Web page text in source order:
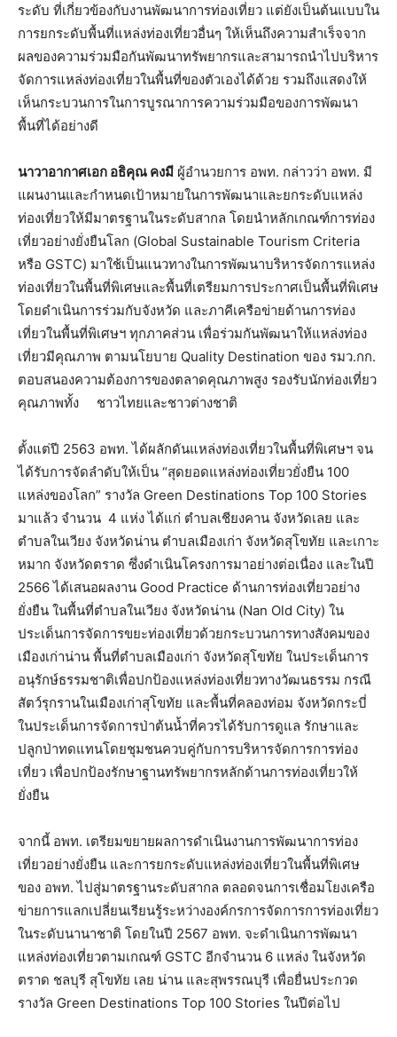
ระดับ ที่เกี่ยวข้องกับงานพัฒนาการท่องเที่ยว แต่ยังเป็นต้นแบบใน
การยกระดับพื้นที่แหล่งท่องเที่ยวอื่นๆ ให้เห็นถึงความสำเร็จจาก
ผลของความร่วมมือกันพัฒนาทรัพยากรและสามารถนำไปบริหาร
จัดการแหล่งท่องเที่ยวในพื้นที่ของตัวเองได้ด้วย รวมถึงแสดงให้
เห็นกระบวนการในการบูรณาการความร่วมมือของการพัฒนา
พื้นที่ได้อย่างดี
นาวาอากาศเอก อธิคุณ คงมี ผู้อำนวยการ อพท. กล่าวว่า อพท. มี
แผนงานและกำหนดเป้าหมายในการพัฒนาและยกระดับแหล่ง
ท่องเที่ยวให้มีมาตรฐานในระดับสากล โดยนำหลักเกณฑ์การท่อง
เที่ยวอย่างยั่งยืนโลก (Global Sustainable Tourism Criteria
หรือ GSTC) มาใช้เป็นแนวทางในการพัฒนาบริหารจัดการแหล่ง
ท่องเที่ยวในพื้นที่พิเศษและพื้นที่เตรียมการประกาศเป็นพื้นที่พิเศษ
โดยดำเนินการร่วมกับจังหวัด และภาคีเครือข่ายด้านการท่อง
เที่ยวในพื้นที่พิเศษฯ ทุกภาคส่วน เพื่อร่วมกันพัฒนาให้แหล่งท่อง
เที่ยวมีคุณภาพ ตามนโยบาย Quality Destination ของ รมว.กก.
ตอบสนองความต้องการของตลาดคุณภาพสูง รองรับนักท่องเที่ยว
คุณภาพทั้ง ชาวไทยและชาวต่างชาติ
ตั้งแต่ปี 2563 อพท. ได้ผลักดันแหล่งท่องเที่ยวในพื้นที่พิเศษฯ จน
ได้รับการจัดลำดับให้เป็น “สุดยอดแหล่งท่องเที่ยวยั่งยืน 100
แหล่งของโลก” รางวัล Green Destinations Top 100 Stories
มาแล้ว จำนวน 4 แห่ง ได้แก่ ตำบลเชียงคาน จังหวัดเลย และ
ตำบลในเวียง จังหวัดน่าน ตำบลเมืองเก่า จังหวัดสุโขทัย และเกาะ
หมาก จังหวัดตราด ซึ่งดำเนินโครงการมาอย่างต่อเนื่อง และในปี
2566 ได้เสนอผลงาน Good Practice ด้านการท่องเที่ยวอย่าง
ยั่งยืน ในพื้นที่ตำบลในเวียง จังหวัดน่าน (Nan Old City) ใน
ประเด็นการจัดการขยะท่องเที่ยวด้วยกระบวนการทางสังคมของ
เมืองเก่าน่าน พื้นที่ตำบลเมืองเก่า จังหวัดสุโขทัย ในประเด็นการ
อนุรักษ์ธรรมชาติเพื่อปกป้องแหล่งท่องเที่ยวทางวัฒนธรรม กรณี
สัตว์รุกรานในเมืองเก่าสุโขทัย และพื้นที่คลองท่อม จังหวัดกระบี่
ในประเด็นการจัดการป่าต้นน้ำที่ควรได้รับการดูแล รักษาและ
ปลูกป่าทดแทนโดยชุมชนควบคู่กับการบริหารจัดการการท่อง
เที่ยว เพื่อปกป้องรักษาฐานทรัพยากรหลักด้านการท่องเที่ยวให้
ยั่งยืน
จากนี้ อพท. เตรียมขยายผลการดำเนินงานการพัฒนาการท่อง
เที่ยวอย่างยั่งยืน และการยกระดับแหล่งท่องเที่ยวในพื้นที่พิเศษ
ของ อพท. ไปสู่มาตรฐานระดับสากล ตลอดจนการเชื่อมโยงเครือ
ข่ายการแลกเปลี่ยนเรียนรู้ระหว่างองค์กรการจัดการการท่องเที่ยว
ในระดับนานาชาติ โดยในปี 2567 อพท. จะดำเนินการพัฒนา
แหล่งท่องเที่ยวตามเกณฑ์ GSTC อีกจำนวน 6 แหล่ง ในจังหวัด
ตราด ชลบุรี สุโขทัย เลย น่าน และสุพรรณบุรี เพื่อยื่นประกวด
รางวัล Green Destinations Top 100 Stories ในปีต่อไป